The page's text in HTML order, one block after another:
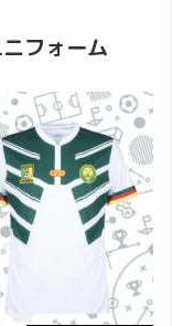
フォーム